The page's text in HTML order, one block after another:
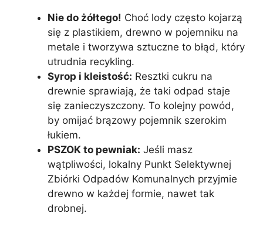
Nie do żółtego! Choć lody często kojarzą
się z plastikiem, drewno w pojemniku na
metale i tworzywa sztuczne to błąd, który
utrudnia recykling.
Syrop i kleistość: Resztki cukru na
drewnie sprawiają, że taki odpad staje
się zanieczyszczony. To kolejny powód,
by omijać brązowy pojemnik szerokim
łukiem.
PSZOK to pewniak: Jeśli masz
wątpliwości, lokalny Punkt Selektywnej
Zbiórki Odpadów Komunalnych przyjmie
drewno w każdej formie, nawet tak
drobnej.